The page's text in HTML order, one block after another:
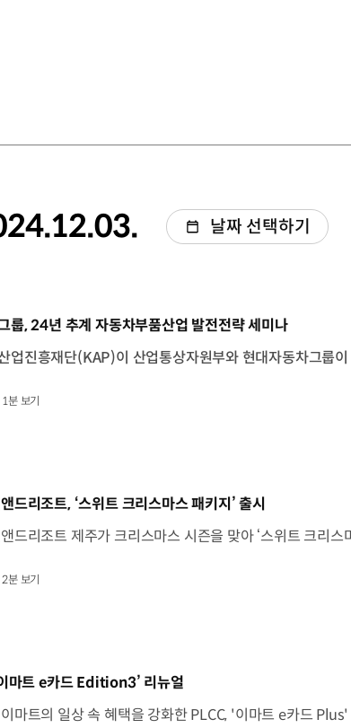
날짜 선택하기
룹, 24년 추계 자동차부품산업 발전전략 세미나
1분 보기
드리조트, ‘스위트 크리스마스 패키지’ 출시
2분 보기
마트 e카드 Edition3’ 리뉴얼